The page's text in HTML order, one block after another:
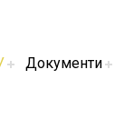
Документи